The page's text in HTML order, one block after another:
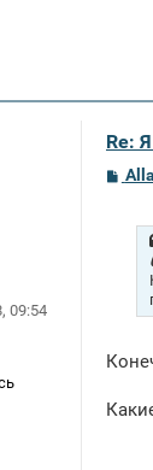
09:54
Re:
С